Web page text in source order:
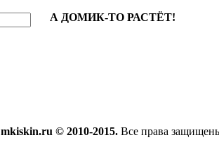
А ДОМИК-ТО РАСТЁТ!
mkiskin.ru © 2010-2015. Все права